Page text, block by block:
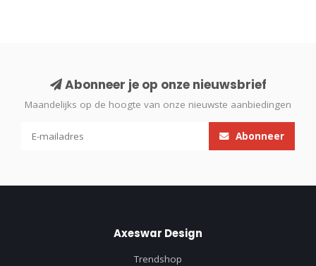
Abonneer je op onze nieuwsbrief
Maandelijks op de hoogte van onze nieuwste aanbiedingen
Abonneer
Axeswar Design
Trendshop